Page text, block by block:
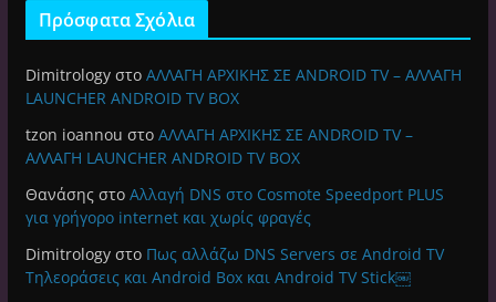
Πρόσφατα Σχόλια
Dimitrologyστο ΑΛΛΑΓΗ ΑΡΧΙΚΗΣ ΣΕ ANDROID TV – ΑΛΛΑΓΗ
LAUNCHER ANDROID TV BOX
tzon ioannou στο ΑΛΛΑΓΗ ΑΡΧΙΚΗΣ ΣΕ ANDROID TV –
ΑΛΛΑΓΗ LAUNCHER ANDROID TV BOX
Θανάσηςστο Αλλαγή DNS στο Cosmote Speedport PLUS
για γρήγορο internet και χωρίς φραγές
Dimitrologyστο Πως αλλάζω DNS Servers σε Android TV
Τηλεοράσεις και Android Box και Android TV Stick￼